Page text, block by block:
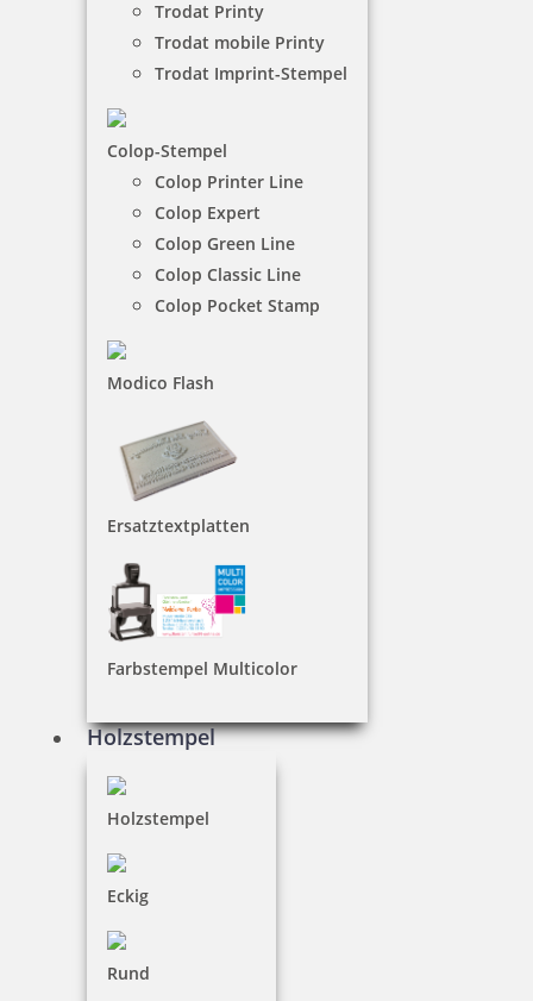
Trodat Printy
Trodat mobile Printy
Trodat Imprint-Stempel
Colop-Stempel
Colop Printer Line
Colop Expert
Colop Green Line
Colop Classic Line
Colop Pocket Stamp
Modico Flash
Ersatztextplatten
Farbstempel Multicolor
Holzstempel
Holzstempel
Eckig
Rund
NACH WUNSCHSTEMPEL FILTERN
€+
6 Artikel in der Kategorie
Colop Greenline 2600 Textstempel 58 x 37 mm
64,10 €